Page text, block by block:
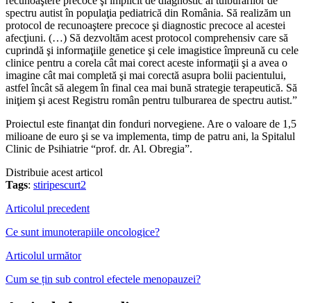
spectru autist în populaţia pediatrică din România. Să realizăm un
protocol de recunoaştere precoce şi diagnostic precoce al acestei
afecţiuni. (…) Să dezvoltăm acest protocol comprehensiv care să
cuprindă şi informaţiile genetice şi cele imagistice împreună cu cele
clinice pentru a corela cât mai corect aceste informaţii şi a avea o
imagine cât mai completă şi mai corectă asupra bolii pacientului,
astfel încât să alegem în final cea mai bună strategie terapeutică. Să
iniţiem şi acest Registru român pentru tulburarea de spectru autist.”
Proiectul este finanţat din fonduri norvegiene. Are o valoare de 1,5
milioane de euro şi se va implementa, timp de patru ani, la Spitalul
Clinic de Psihiatrie “prof. dr. Al. Obregia”.
Distribuie acest articol
Tags: stiripescurt2
Articolul precedent
Ce sunt imunoterapiile oncologice?
Articolul următor
Cum se țin sub control efectele menopauzei?